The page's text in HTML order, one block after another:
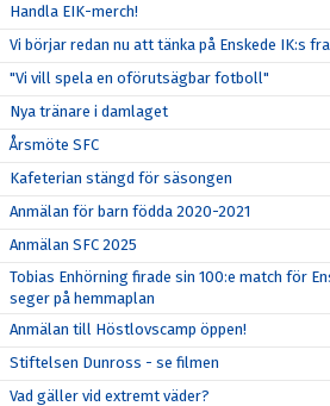
Handla EIK-merch!
Vi börjar redan nu att tänka på Enskede IK:s
"Vi vill spela en oförutsägbar fotboll"
Nya tränare i damlaget
Årsmöte SFC
Kafeterian stängd för säsongen
Anmälan för barn födda 2020-2021
Anmälan SFC 2025
Tobias Enhörning firade sin 100:e match för
seger på hemmaplan
Anmälan till Höstlovscamp öppen!
Stiftelsen Dunross - se filmen
Vad gäller vid extremt väder?